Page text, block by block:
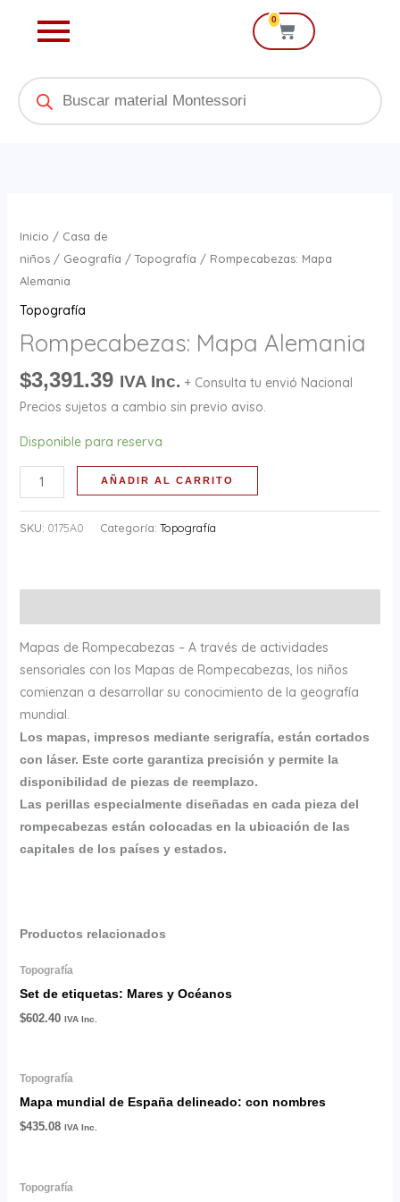
0
Cart
Products
search
Inicio / Casa de
niños/ Geografía /Topografía / Rompecabezas: Mapa
Alemania
Topografía
Rompecabezas: Mapa Alemania
$3,391.39 IVA Inc. + Consulta tu envió Nacional
Precios sujetos a cambio sin previo aviso.
Disponible para reserva
Mapa
Alemania
cantidad
AÑADIR AL CARRITO
SKU: 0175A0 Categoría: Topografía
Mapas de Rompecabezas – A través de actividades
sensoriales con los Mapas de Rompecabezas, los niños
comienzan a desarrollar su conocimiento de la geografía
mundial.
Los mapas, impresos mediante serigrafía, están cortados
con láser. Este corte garantiza precisión y permite la
disponibilidad de piezas de reemplazo.
Las perillas especialmente diseñadas en cada pieza del
rompecabezas están colocadas en la ubicación de las
capitales de los países y estados.
Productos relacionados
Topografía
Set de etiquetas: Mares y Océanos
$602.40 IVA Inc.
Topografía
Mapa mundial de España delineado: con nombres
$435.08 IVA Inc.
Topografía